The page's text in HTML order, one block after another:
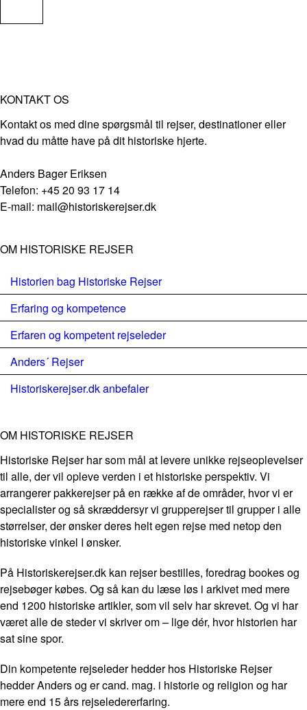
KONTAKT OS
Kontakt os med dine spørgsmål til rejser, destinationer eller
hvad du måtte have på dit historiske hjerte.
Anders Bager Eriksen
Telefon: +45 20 93 17 14
E-mail: mail@historiskerejser.dk
OM HISTORISKE REJSER
Historien bag Historiske Rejser
Erfaring og kompetence
Erfaren og kompetent rejseleder
Anders´ Rejser
Historiskerejser.dk anbefaler
OM HISTORISKE REJSER
Historiske Rejser har som mål at levere unikke rejseoplevelser
til alle, der vil opleve verden i et historiske perspektiv. Vi
arrangerer pakkerejser på en række af de områder, hvor vi er
specialister og så skræddersyr vi grupperejser til grupper i alle
størrelser, der ønsker deres helt egen rejse med netop den
historiske vinkel I ønsker.
På Historiskerejser.dk kan rejser bestilles, foredrag bookes og
rejsebøger købes. Og så kan du læse løs i arkivet med mere
end 1200 historiske artikler, som vil selv har skrevet. Og vi har
været alle de steder vi skriver om – lige dér, hvor historien har
sat sine spor.
Din kompetente rejseleder hedder hos Historiske Rejser
hedder Anders og er cand. mag. i historie og religion og har
mere end 15 års rejseledererfaring.